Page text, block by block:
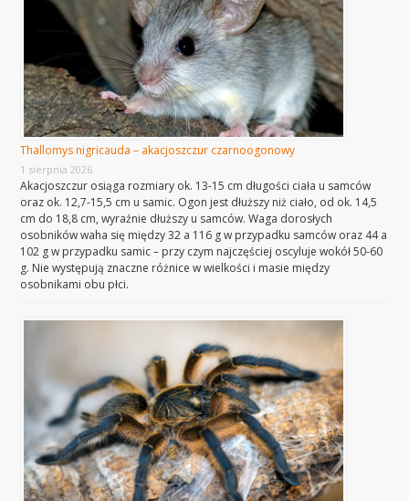
Thallomys nigricauda – akacjoszczur czarnoogonowy
1 sierpnia 2026
Akacjoszczur osiąga rozmiary ok. 13-15 cm długości ciała u samców
oraz ok. 12,7-15,5 cm u samic. Ogon jest dłuższy niż ciało, od ok. 14,5
cm do 18,8 cm, wyraźnie dłuższy u samców. Waga dorosłych
osobników waha się między 32 a 116 g w przypadku samców oraz 44 a
102 g w przypadku samic – przy czym najczęściej oscyluje wokół 50-60
g. Nie występują znaczne różnice w wielkości i masie między
osobnikami obu płci.